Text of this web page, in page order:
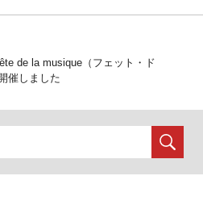
de la musique（フェット・ド
催しました